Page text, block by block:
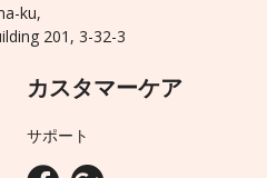
ku,
201, 3-32-3
カスタマーケア
サポート